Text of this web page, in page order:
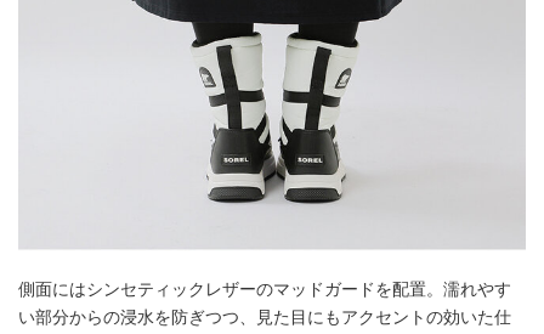
側面にはシンセティックレザーのマッドガードを配置。濡れやす
い部分からの浸水を防ぎつつ、見た目にもアクセントの効いた仕